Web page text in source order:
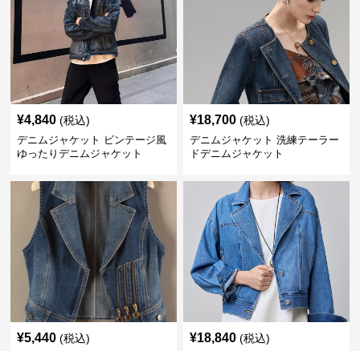
¥4,840 (税込)
デニムジャケット ビンテージ風
ゆったりデニムジャケット
¥18,700 (税込)
デニムジャケット 洗練テーラー
ドデニムジャケット
¥5,440 (税込) ¥18,840 (税込)